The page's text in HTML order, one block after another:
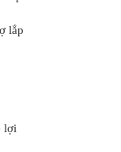
lắp
lợi